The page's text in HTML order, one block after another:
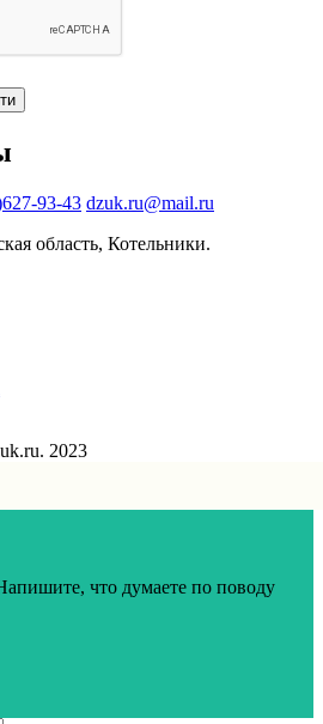
93-43 dzuk.ru@mail.ru
область, Котельники.
2023
что думаете по поводу